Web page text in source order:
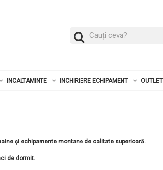
INCALTAMINTE INCHIRIERE ECHIPAMENT OUTLET
și echipamente montane de calitate superioară.
de dormit.